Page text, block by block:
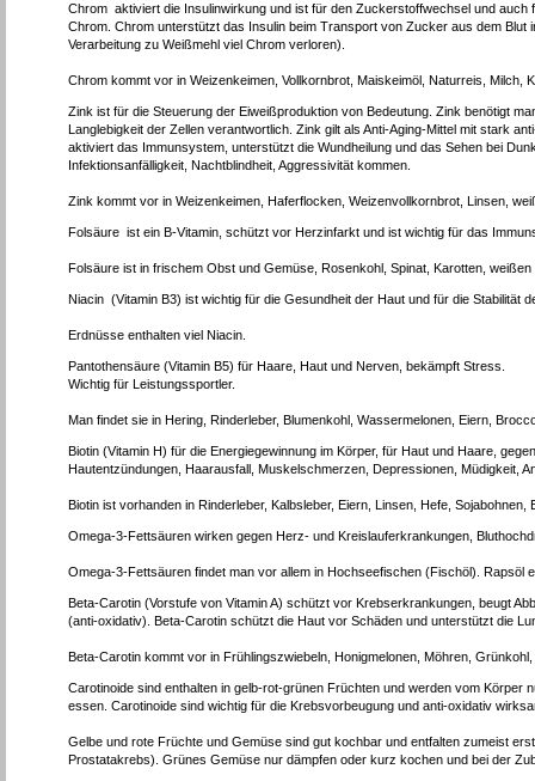
Chrom aktiviert die Insulinwirkung und ist für den Zuckerstoffwechsel und
Chrom. Chrom unterstützt das Insulin beim Transport von Zucker aus dem
Verarbeitung zu Weißmehl viel Chrom verloren).
Chrom kommt vor in Weizenkeimen, Vollkornbrot, Maiskeimöl, Naturreis,
Zink ist für die Steuerung der Eiweißproduktion von Bedeutung. Zink benötigt
Langlebigkeit der Zellen verantwortlich. Zink gilt als Anti-Aging-Mittel mit stark
aktiviert das Immunsystem, unterstützt die Wundheilung und das Sehen bei
Infektionsanfälligkeit, Nachtblindheit, Aggressivität kommen.
Zink kommt vor in Weizenkeimen, Haferflocken, Weizenvollkornbrot, Linsen,
Folsäure ist ein B-Vitamin, schützt vor Herzinfarkt und ist wichtig für das
Folsäure ist in frischem Obst und Gemüse, Rosenkohl, Spinat, Karotten,
Niacin (Vitamin B3) ist wichtig für die Gesundheit der Haut und für die Stabilität
Erdnüsse enthalten viel Niacin.
Pantothensäure (Vitamin B5) für Haare, Haut und Nerven, bekämpft Stress.
Wichtig für Leistungssportler.
Man findet sie in Hering, Rinderleber, Blumenkohl, Wassermelonen, Eiern,
Biotin (Vitamin H) für die Energiegewinnung im Körper, für Haut und Haare,
Hautentzündungen, Haarausfall, Muskelschmerzen, Depressionen, Müdigkeit,
Biotin ist vorhanden in Rinderleber, Kalbsleber, Eiern, Linsen, Hefe,
Omega-3-Fettsäuren wirken gegen Herz- und Kreislauferkrankungen,
Omega-3-Fettsäuren findet man vor allem in Hochseefischen (Fischöl). Rapsöl
Beta-Carotin (Vorstufe von Vitamin A) schützt vor Krebserkrankungen, beugt
(anti-oxidativ). Beta-Carotin schützt die Haut vor Schäden und unterstützt die
Beta-Carotin kommt vor in Frühlingszwiebeln, Honigmelonen, Möhren,
Carotinoide sind enthalten in gelb-rot-grünen Früchten und werden vom Körper
essen. Carotinoide sind wichtig für die Krebsvorbeugung und anti-oxidativ
Gelbe und rote Früchte und Gemüse sind gut kochbar und entfalten zumeist
Prostatakrebs). Grünes Gemüse nur dämpfen oder kurz kochen und bei der